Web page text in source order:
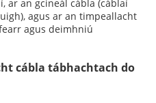
ar an gcineál cábla (cáblaí
agus ar an timpeallacht
agus deimhniú
cábla tábhachtach do